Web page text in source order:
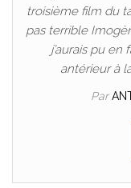
troisième film du
pas terrible
j’aurais pu en
antérieur à
Par